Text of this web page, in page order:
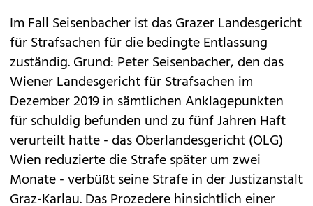
Im Fall Seisenbacher ist das Grazer Landesgericht
für Strafsachen für die bedingte Entlassung
zuständig. Grund: Peter Seisenbacher, den das
Wiener Landesgericht für Strafsachen im
Dezember 2019 in sämtlichen Anklagepunkten
für schuldig befunden und zu fünf Jahren Haft
verurteilt hatte - das Oberlandesgericht (OLG)
Wien reduzierte die Strafe später um zwei
Monate - verbüßt seine Strafe in der Justizanstalt
Graz-Karlau. Das Prozedere hinsichtlich einer